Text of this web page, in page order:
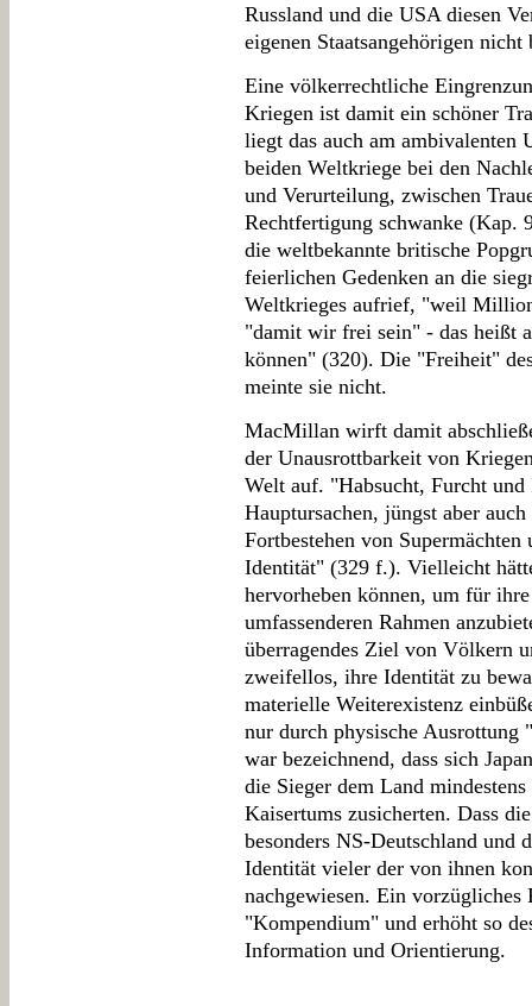
Russland und die USA diesen
eigenen Staatsangehörigen nicht
Eine völkerrechtliche
Kriegen ist damit ein schöner
liegt das auch am ambivalenten
beiden Weltkriege bei den
und Verurteilung, zwischen
Rechtfertigung schwanke (Kap.
die weltbekannte britische
feierlichen Gedenken an die
Weltkrieges aufrief, "weil
"damit wir frei sein" - das heißt
können" (320). Die "Freiheit"
meinte sie nicht.
MacMillan wirft damit
der Unausrottbarkeit von
Welt auf. "Habsucht, Furcht
Hauptursachen, jüngst aber
Fortbestehen von
Identität" (329 f.). Vielleicht
hervorheben können, um für
umfassenderen Rahmen
überragendes Ziel von Völkern
zweifellos, ihre Identität zu
materielle Weiterexistenz
nur durch physische Ausrottung
war bezeichnend, dass sich
die Sieger dem Land
Kaisertums zusicherten. Dass
besonders NS-Deutschland und
Identität vieler der von ihnen
nachgewiesen. Ein
"Kompendium" und erhöht so
Information und Orientierung.